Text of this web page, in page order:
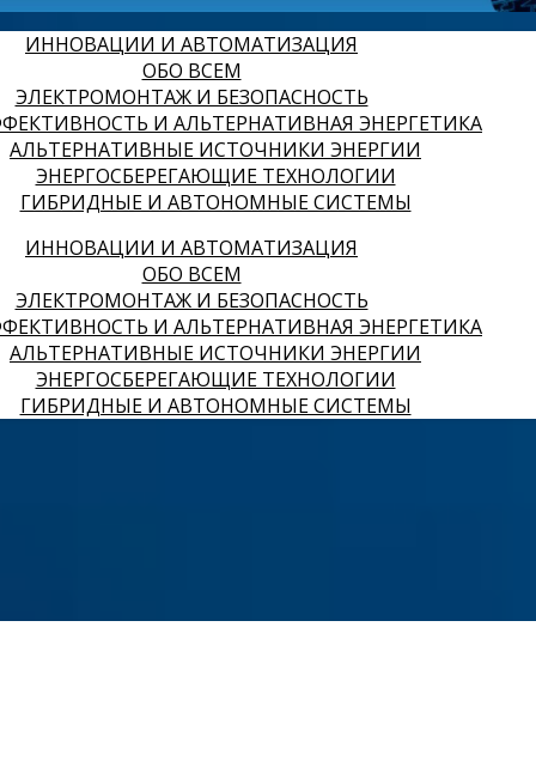
ИННОВАЦИИ И АВТОМАТИЗАЦИЯ
ОБО ВСЕМ
ЭЛЕКТРОМОНТАЖ И БЕЗОПАСНОСТЬ
И АЛЬТЕРНАТИВНАЯ ЭНЕРГЕТИКА
АЛЬТЕРНАТИВНЫЕ ИСТОЧНИКИ ЭНЕРГИИ
ЭНЕРГОСБЕРЕГАЮЩИЕ ТЕХНОЛОГИИ
ГИБРИДНЫЕ И АВТОНОМНЫЕ СИСТЕМЫ
ИННОВАЦИИ И АВТОМАТИЗАЦИЯ
ОБО ВСЕМ
ЭЛЕКТРОМОНТАЖ И БЕЗОПАСНОСТЬ
И АЛЬТЕРНАТИВНАЯ ЭНЕРГЕТИКА
АЛЬТЕРНАТИВНЫЕ ИСТОЧНИКИ ЭНЕРГИИ
ЭНЕРГОСБЕРЕГАЮЩИЕ ТЕХНОЛОГИИ
ГИБРИДНЫЕ И АВТОНОМНЫЕ СИСТЕМЫ